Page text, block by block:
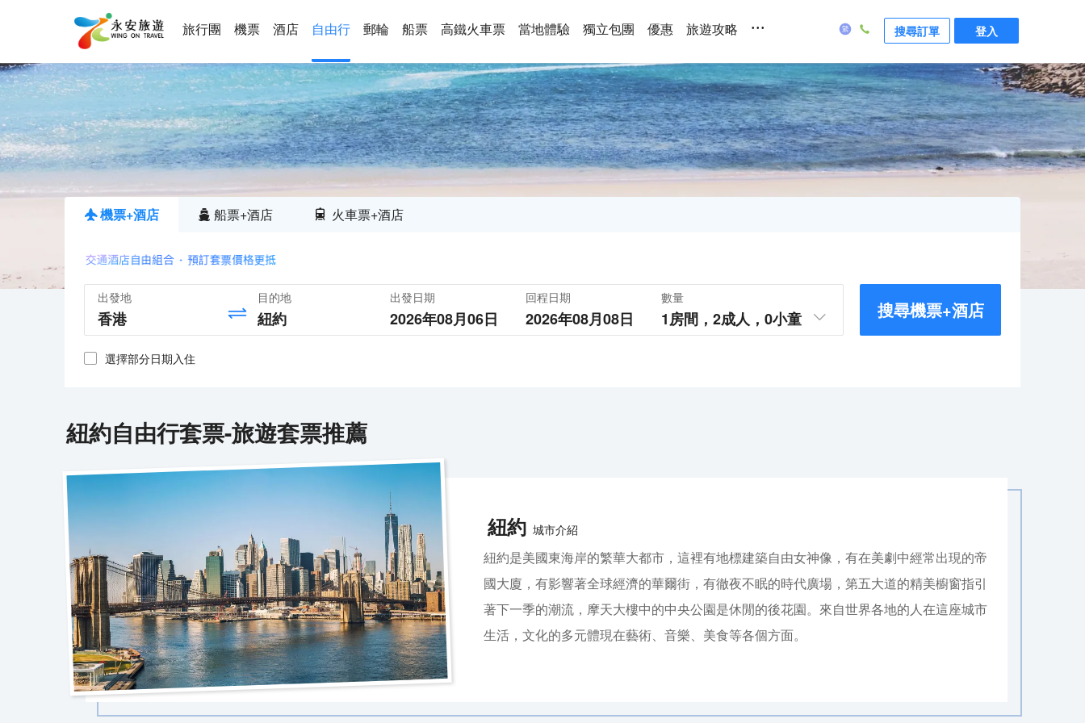
旅行團 機票 酒店 自由行 郵輪 船票 高鐵火車票 當地體驗 獨立包團 優惠 旅遊攻略 ... 搜尋訂單 登入
機票+酒店 船票+酒店 火車票+酒店
出發地 目的地 出發日期
2026年08月06日
回程日期
2026年08月08日
數量
1房間， 2成人， 0小童 搜尋機票+酒店
選擇部分日期入住
紐約自由行套票-旅遊套票推薦
紐約 城市介紹
紐約是美國東海岸的繁華大都市，這裡有地標建築自由女神像，有在美劇中經常出現的帝
國大廈，有影響著全球經濟的華爾街，有徹夜不眠的時代廣場，第五大道的精美櫥窗指引
著下一季的潮流，摩天大樓中的中央公園是休閒的後花園。來自世界各地的人在這座城市
生活，文化的多元體現在藝術、音樂、美食等各個方面。